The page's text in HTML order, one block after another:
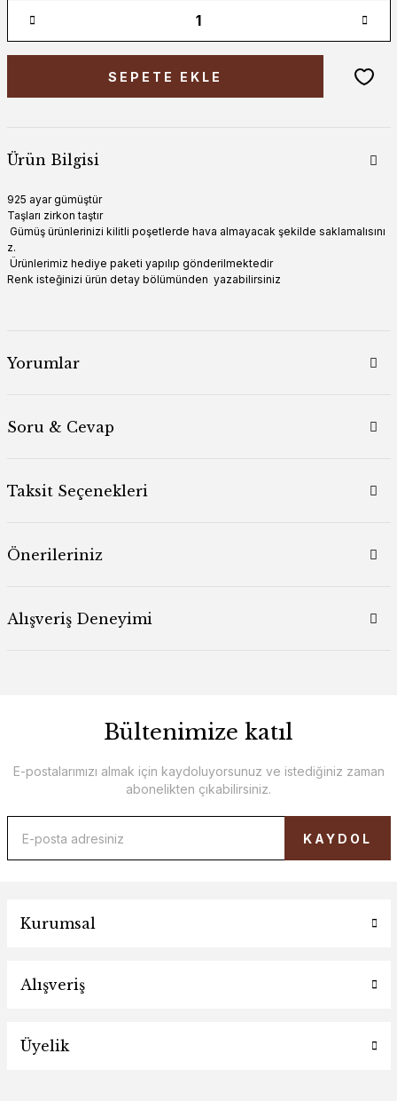
SEPETE EKLE
Ürün Bilgisi
925 ayar gümüştür
Taşları zirkon taştır
Gümüş ürünlerinizi kilitli poşetlerde hava almayacak şekilde saklamalısını
z.
Ürünlerimiz hediye paketi yapılıp gönderilmektedir
Renk isteğinizi ürün detay bölümünden yazabilirsiniz
Yorumlar
Soru & Cevap
Taksit Seçenekleri
Önerileriniz
Alışveriş Deneyimi
Bültenimize katıl
E-postalarımızı almak için kaydoluyorsunuz ve istediğiniz zaman
abonelikten çıkabilirsiniz.
KAYDOL
Kurumsal
Alışveriş
Üyelik